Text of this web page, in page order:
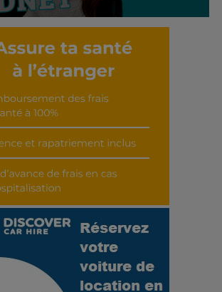
Découvrir cet interview